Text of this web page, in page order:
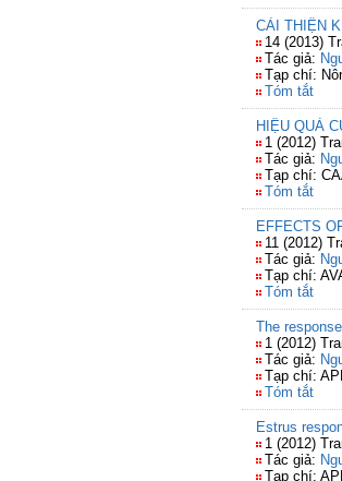
CẢI THIỆN
14 (2013)
Tác giả:
Tạp chí:
Tóm tắt
HIỆU QUẢ
1 (2012)
Tác giả:
Tạp chí:
Tóm tắt
EFFECTS
11 (2012)
Tác giả:
Tạp chí:
Tóm tắt
The
1 (2012)
Tác giả:
Tạp chí:
Tóm tắt
Estrus
1 (2012)
Tác giả:
Tạp chí: